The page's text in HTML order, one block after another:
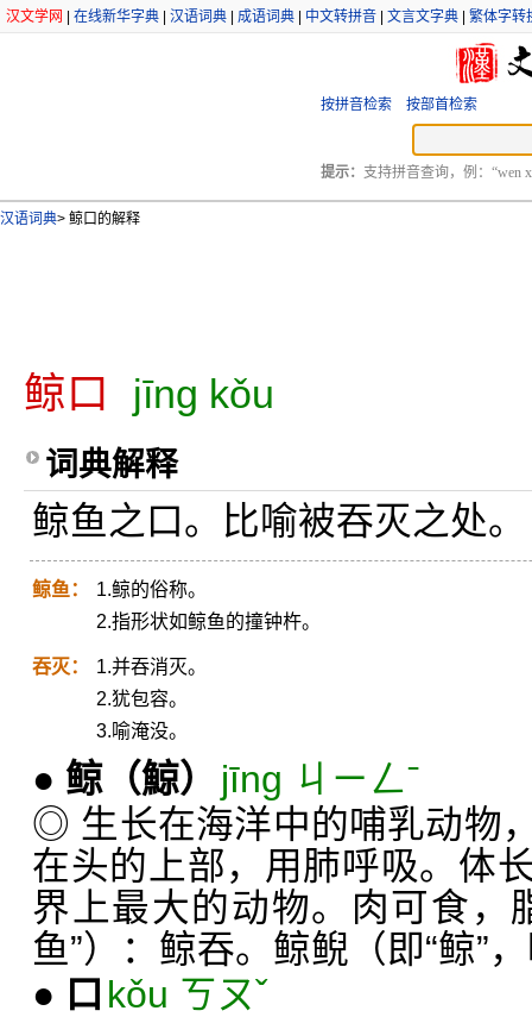
汉文学网 在线新华字典 汉语词典 成语词典 中文转拼音 文言文字典 繁体字转
按拼音检索 按部首检索
提示： 支持拼音查询，例：“wen
汉语词典> 鲸口的解释
鲸口 jīng kǒu
词典解释
鲸鱼之口。比喻被吞灭之处。
鲸鱼：
1.鲸的俗称。
2.指形状如鲸鱼的撞钟杵。
吞灭：
1.并吞消灭。
2.犹包容。
3.喻淹没。
● 鲸 （鯨）
jīng ㄐㄧㄥˉ
◎ 生长在海洋中的哺乳动物
在头的上部，用肺呼吸。体
界上最大的动物。肉可食，
鱼”）：鲸吞。鲸鲵（即“鲸”
● 口 kǒu ㄎㄡˇ